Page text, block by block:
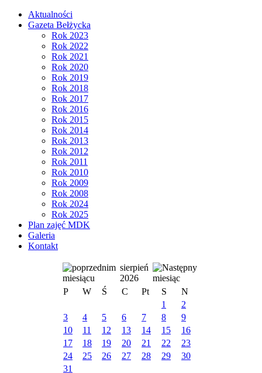
Aktualności
Gazeta Bełżycka
Rok 2023
Rok 2022
Rok 2021
Rok 2020
Rok 2019
Rok 2018
Rok 2017
Rok 2016
Rok 2015
Rok 2014
Rok 2013
Rok 2012
Rok 2011
Rok 2010
Rok 2009
Rok 2008
Rok 2024
Rok 2025
Plan zajęć MDK
Galeria
Kontakt
sierpień
2026
P
W Ś C Pt S
N
1
2
3
4 5 6 7 8
9
10
11 12 13 14 15
16
17
18 19 20 21 22
23
24
25 26 27 28 29
30
31